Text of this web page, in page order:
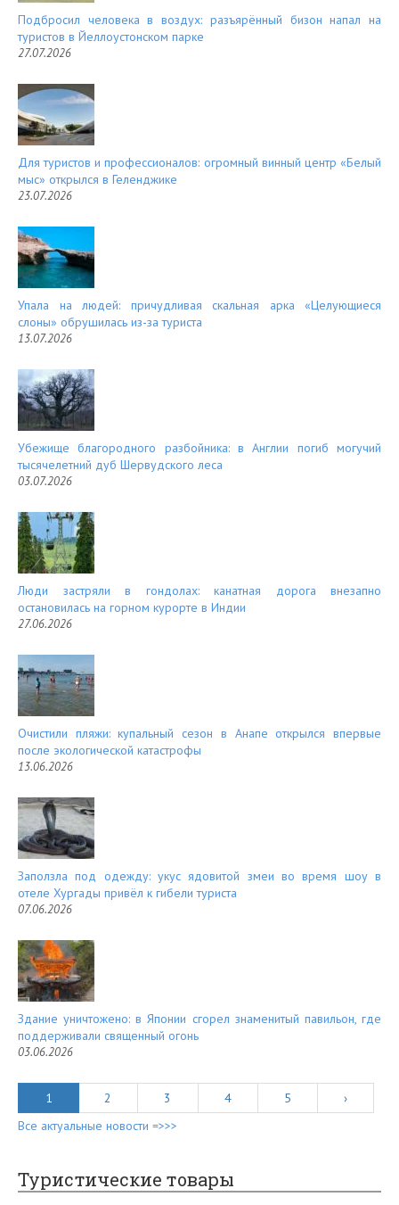
Подбросил человека в воздух: разъярённый бизон напал на
туристов в Йеллоустонском парке
27.07.2026
Для туристов и профессионалов: огромный винный центр «Белый
мыс» открылся в Геленджике
23.07.2026
Упала на людей: причудливая скальная арка «Целующиеся
слоны» обрушилась из-за туриста
13.07.2026
Убежище благородного разбойника: в Англии погиб могучий
тысячелетний дуб Шервудского леса
03.07.2026
Люди застряли в гондолах: канатная дорога внезапно
остановилась на горном курорте в Индии
27.06.2026
Очистили пляжи: купальный сезон в Анапе открылся впервые
после экологической катастрофы
13.06.2026
Заползла под одежду: укус ядовитой змеи во время шоу в
отеле Хургады привёл к гибели туриста
07.06.2026
Здание уничтожено: в Японии сгорел знаменитый павильон, где
поддерживали священный огонь
03.06.2026
1 2 3 4 5
›
Все актуальные новости =>>>
Туристические товары